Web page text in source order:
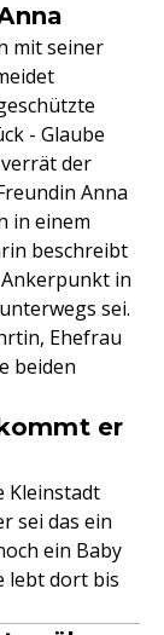
mit seiner
- Glaube
der
Anna
in einem
beschreibt
in
sei.
Ehefrau
beiden
er
Kleinstadt
sei das ein
ein Baby
lebt dort bis